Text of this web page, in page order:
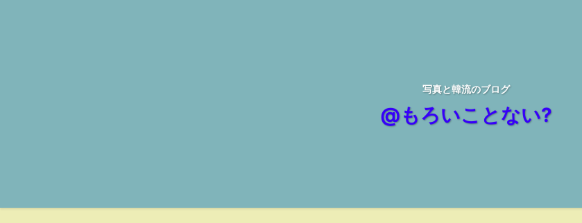
写真と韓流のブログ
@もろいことない?